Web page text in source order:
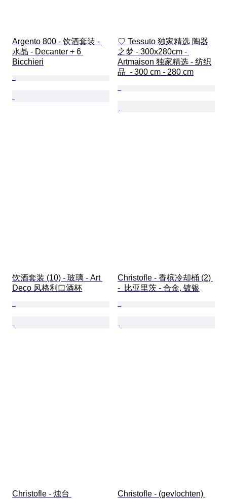
Argento 800 - 饮酒套装 -
水晶 - Decanter + 6
Bicchieri
♡ Tessuto 独家精选 陶器
之梦 - 300x280cm -
Artmaison 独家精选 - 纺织
品  - 300 cm - 280 cm
饮酒套装 (10) - 玻璃 - Art
Deco 风格利口酒杯
Christofle - 香槟冷却桶 (2)
-  比亚里茨 - 合金, 镀银
Christofle - 烛台
Christofle - (gevlochten)